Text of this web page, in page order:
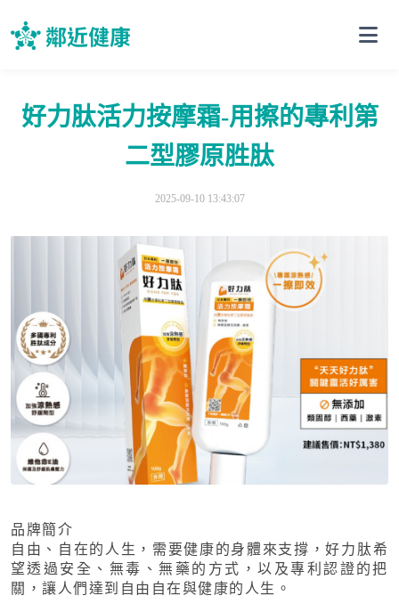
好力肽活力按摩霜-用擦的專利第
二型膠原胜肽
2025-09-10 13:43:07
品牌簡介
自由、自在的人生，需要健康的身體來支撐，好力肽希
望透過安全、無毒、無藥的方式，以及專利認證的把
關，讓人們達到自由自在與健康的人生。